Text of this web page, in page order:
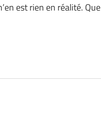
est rien en réalité. Que